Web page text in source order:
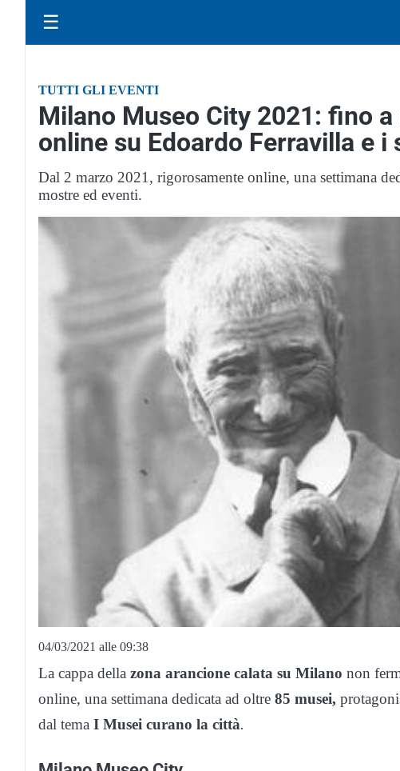
☰
TUTTI GLI EVENTI
Milano Museo City 2021: fino
online su Edoardo Ferravilla e i
Dal 2 marzo 2021, rigorosamente online, una settimana
mostre ed eventi.
04/03/2021 alle 09:38
La cappa della zona arancione calata su Milano non
online, una settimana dedicata ad oltre 85 musei,
dal tema I Musei curano la città.